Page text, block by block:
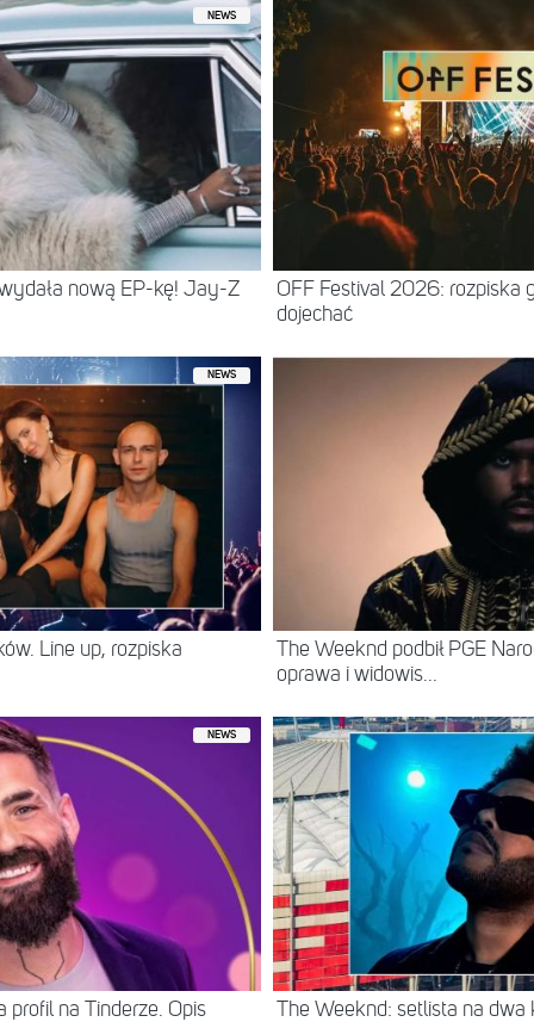
NEWS
nową EP-kę! Jay-Z
OFF Festival 2026: rozpiska
dojechać
NEWS
Line up, rozpiska
The Weeknd podbił PGE
oprawa i widowis...
NEWS
profil na Tinderze. Opis
The Weeknd: setlista na